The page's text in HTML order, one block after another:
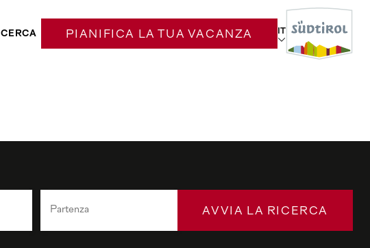
CERCA PIANIFICA LA TUA VACANZA IT
AVVIA LA RICERCA